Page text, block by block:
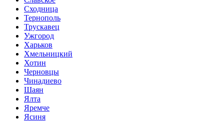
Сходница
Тернополь
Трускавец
Ужгород
Харьков
Хмельницкий
Хотин
Черновцы
Чинадиево
Шаян
Ялта
Яремче
Ясиня